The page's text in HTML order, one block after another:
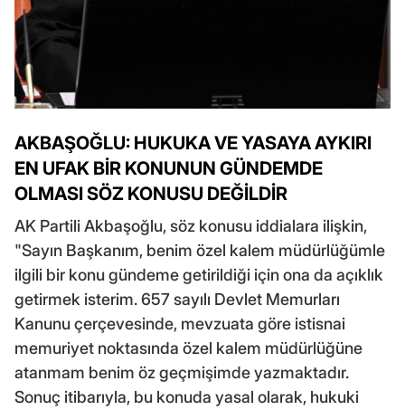
AKBAŞOĞLU: HUKUKA VE YASAYA AYKIRI
EN UFAK BİR KONUNUN GÜNDEMDE
OLMASI SÖZ KONUSU DEĞİLDİR
AK Partili Akbaşoğlu, söz konusu iddialara ilişkin,
"Sayın Başkanım, benim özel kalem müdürlüğümle
ilgili bir konu gündeme getirildiği için ona da açıklık
getirmek isterim. 657 sayılı Devlet Memurları
Kanunu çerçevesinde, mevzuata göre istisnai
memuriyet noktasında özel kalem müdürlüğüne
atanmam benim öz geçmişimde yazmaktadır.
Sonuç itibarıyla, bu konuda yasal olarak, hukuki